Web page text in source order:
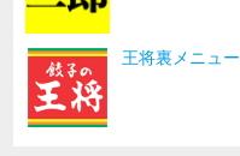
王将裏メニュー